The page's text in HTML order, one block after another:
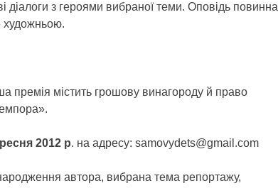
з героями вибраної теми. Оповідь повинна
художньою.
премія містить грошову винагороду й право
2012 р. на адресу: samovydets@gmail.com
автора, вибрана тема репортажу,